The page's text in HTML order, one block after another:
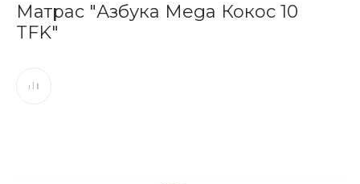
Матрас "Азбука Mega Кокос 10
TFK"